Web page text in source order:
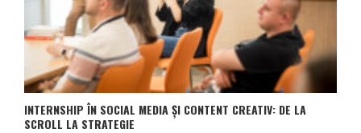
INTERNSHIP ÎN SOCIAL MEDIA ȘI CONTENT CREATIV: DE LA
SCROLL LA STRATEGIE